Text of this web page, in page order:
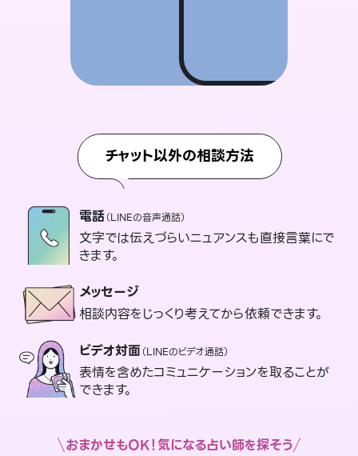
チャット以外の相談方法
電話（LINEの音声通話）
文字では伝えづらいニュアンスも直接言葉にで
きます。
メッセージ
相談内容をじっくり考えてから依頼できます。
ビデオ対面（LINEのビデオ通話）
表情を含めたコミュニケーションを取ることが
できます。
おまかせもOK！気になる占い師を探そう